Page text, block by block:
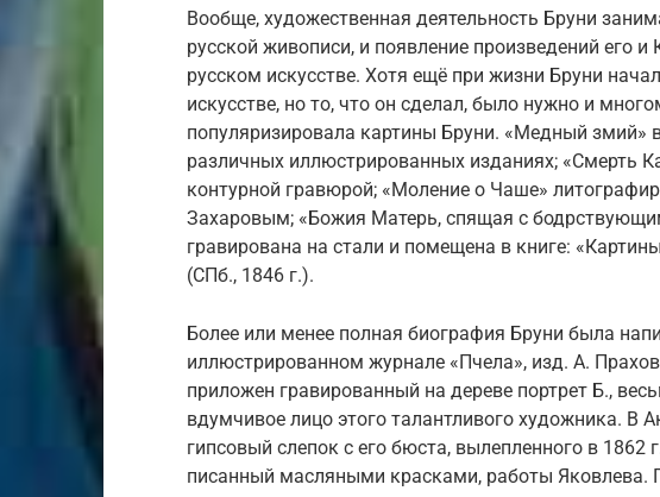
Вообще, художественная деятельность Бруни
русской живописи, и появление произведений его
русском искусстве. Хотя ещё при жизни Бруни
искусстве, но то, что он сделал, было нужно и
популяризировала картины Бруни. «Медный змий»
различных иллюстрированных изданиях; «Смерть
контурной гравюрой; «Моление о Чаше»
Захаровым; «Божия Матерь, спящая с
гравирована на стали и помещена в книге:
(СПб., 1846 г.).
Более или менее полная биография Бруни была
иллюстрированном журнале «Пчела», изд. А.
приложен гравированный на дереве портрет Б.,
вдумчивое лицо этого талантливого художника. В
гипсовый слепок с его бюста, вылепленного в 1862
писанный масляными красками, работы Яковлева.